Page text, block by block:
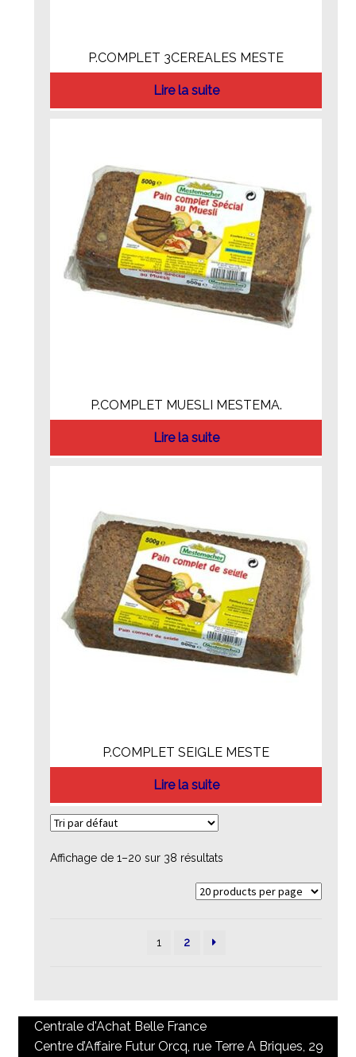
P.COMPLET 3CEREALES MESTE
Lire la suite
P.COMPLET MUESLI MESTEMA.
Lire la suite
P.COMPLET SEIGLE MESTE
Lire la suite
Affichage de 1–20 sur 38 résultats
1 2
Centrale d'Achat Belle France
Centre d’Affaire Futur Orcq, rue Terre A Briques, 29